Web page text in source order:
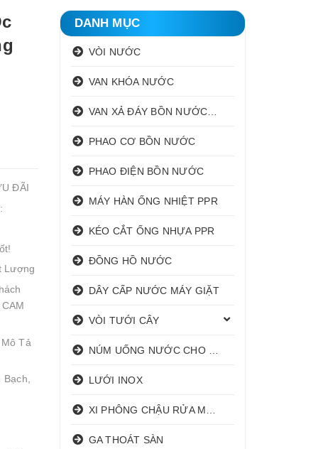
ĐÃI
Lượng
Tả
DANH MỤC
VÒI NƯỚC
VAN KHÓA NƯỚC
PHAO CƠ BỒN NƯỚC
PHAO ĐIỆN BỒN NƯỚC
MÁY HÀN ỐNG NHIỆT PPR
KÉO CẮT ỐNG NHỰA PPR
ĐỒNG HỒ NƯỚC
DÂY CẤP NƯỚC MÁY GIẶT
VÒI TƯỚI CÂY
LƯỚI INOX
GA THOÁT SÀN